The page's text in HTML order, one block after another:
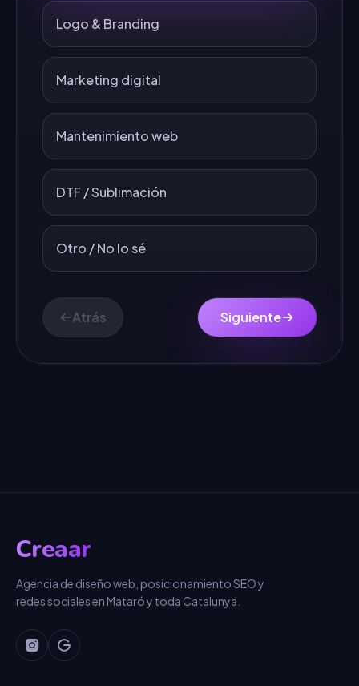
Logo & Branding
Marketing digital
Mantenimiento web
DTF / Sublimación
Otro / No lo sé
Atrás Siguiente
Creaar
Agencia de diseño web, posicionamiento SEO y
redes sociales en Mataró y toda Catalunya.